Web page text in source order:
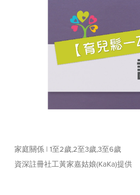
家庭關係 | 1至2歲,2至3歲,3至6歲
資深註冊社工黃家嘉姑娘(KaKa)提供